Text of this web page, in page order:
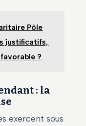
Pôle
justificatifs,
?
: la
exercent sous